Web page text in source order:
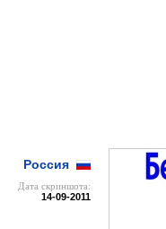
Россия
Дата cкриншота:
14-09-2011